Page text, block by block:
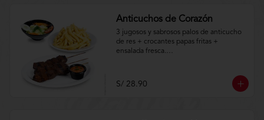
Anticuchos de Corazón
3 jugosos y sabrosos palos de anticucho
de res + crocantes papas fritas +
ensalada fresca.
condiciones.https://www.lenaycarbon.co
m/TYCGenerales
S/ 28.90